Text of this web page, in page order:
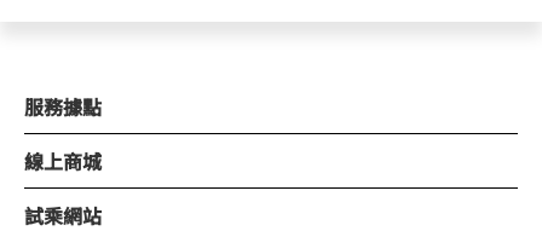
服務據點
線上商城
試乘網站